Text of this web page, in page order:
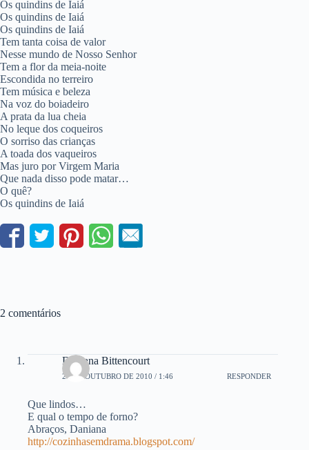
Os quindins de Iaiá
Os quindins de Iaiá
Os quindins de Iaiá
Tem tanta coisa de valor
Nesse mundo de Nosso Senhor
Tem a flor da meia-noite
Escondida no terreiro
Tem música e beleza
Na voz do boiadeiro
A prata da lua cheia
No leque dos coqueiros
O sorriso das crianças
A toada dos vaqueiros
Mas juro por Virgem Maria
Que nada disso pode matar…
O quê?
Os quindins de Iaiá
2 comentários
Daniana Bittencourt
28 DE OUTUBRO DE 2010 / 1:46 RESPONDER
Que lindos…
E qual o tempo de forno?
Abraços, Daniana
http://cozinhasemdrama.blogspot.com/